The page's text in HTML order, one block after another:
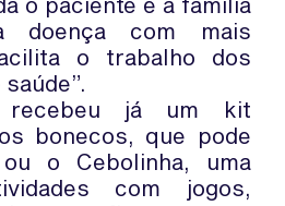
doença com mais
o trabalho dos
recebeu já um kit
bonecos, que pode
o Cebolinha, uma
com jogos,